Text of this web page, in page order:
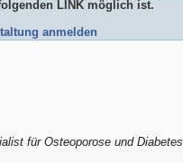
LINK möglich ist.
anmelden
für Osteoporose und